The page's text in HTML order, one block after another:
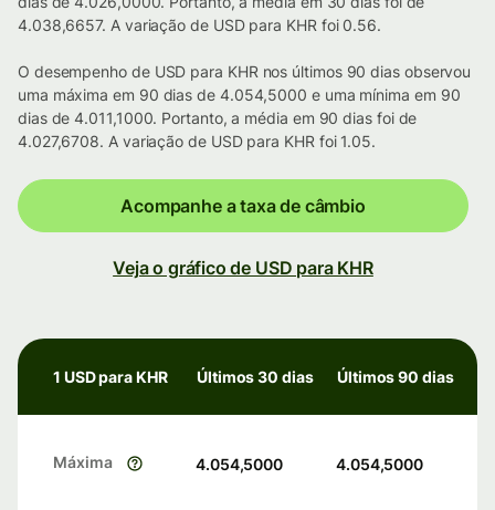
4.038,6657. A variação de USD para KHR foi 0.56.
O desempenho de USD para KHR nos últimos 90 dias observou
uma máxima em 90 dias de 4.054,5000 e uma mínima em 90
dias de 4.011,1000. Portanto, a média em 90 dias foi de
4.027,6708. A variação de USD para KHR foi 1.05.
Acompanhe a taxa de câmbio
Veja o gráfico de USD para KHR
1 USD para KHR Últimos 30 dias Últimos 90 dias
Máxima 4.054,5000 4.054,5000